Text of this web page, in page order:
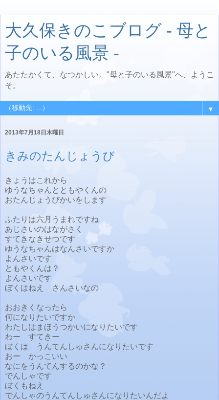
大久保きのこブログ - 母と
子のいる風景 -
あたたかくて、なつかしい。"母と子のいる風景"へ、ようこ
そ。
▼
2013年7月18日木曜日
きみのたんじょうび
きょうはこれから
ゆうなちゃんとともやくんの
おたんじょうびかいをします
ふたりは六月うまれですね
あじさいのはながさく
すてきなきせつです
ゆうなちゃんはなんさいですか
よんさいです
ともやくんは？
よんさいです
ぼくはねえ さんさいなの
おおきくなったら
何になりたいですか
わたしはまほうつかいになりたいです
わー すてきー
ぼくは うんてんしゅさんになりたいです
おー かっこいい
なにをうんてんするのかな？
でんしゃです
ぼくもねえ
でんしゃのうんてんしゅさんになりたいんだよ